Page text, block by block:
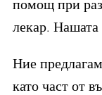
помощ при
лекар. Нашата
Ние
като част от